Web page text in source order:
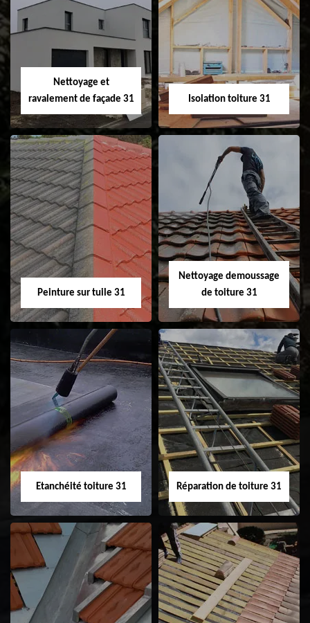
Pose et
changement de
fenêtre de toit et
Velux 31
Nettoyage et pose
Nettoyage et
ravalement de façade 31
Nettoyage et
ravalement de
façade 31
Isolation toiture 31
Isolation toiture 31
Peinture sur tuile 31
Peinture sur tuile
31
Nettoyage demoussage
de toiture 31
Nettoyage
demoussage de
toiture 31
Etanchéité toiture 31
Etanchéité toiture
31
Réparation de toiture 31
Réparation de
toiture 31